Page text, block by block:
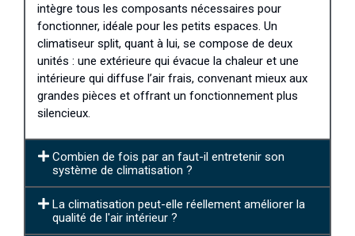
intègre tous les composants nécessaires pour
fonctionner, idéale pour les petits espaces. Un
climatiseur split, quant à lui, se compose de deux
unités : une extérieure qui évacue la chaleur et une
intérieure qui diffuse l’air frais, convenant mieux aux
grandes pièces et offrant un fonctionnement plus
silencieux.
Combien de fois par an faut-il entretenir son
système de climatisation ?
La climatisation peut-elle réellement améliorer la
qualité de l'air intérieur ?